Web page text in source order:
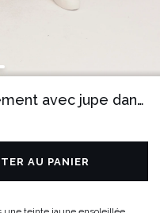
Survêtement Kiki - survêtement avec jupe dans une teinte ensoleillée
AU PANIER